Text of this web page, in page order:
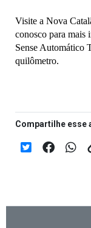
Visite a Nova
conosco para mais
Sense Automático
quilômetro.
Compartilhe esse